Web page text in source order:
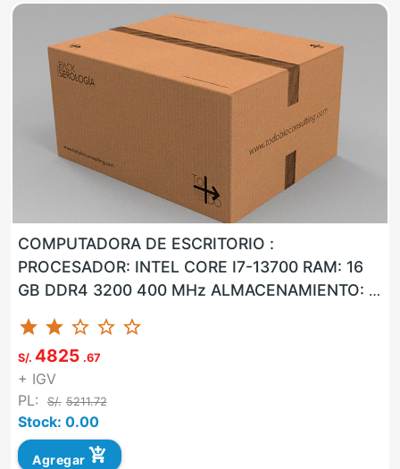
COMPUTADORA DE ESCRITORIO :
PROCESADOR: INTEL CORE I7-13700 RAM: 16
GB DDR4 3200 400 MHz ALMACENAMIENTO: 1
TB M.2 SSD NVMe LAN: SI WLAN: SI USB: SI
VG...
star star star_border star_border star_border
S/. 4825 .67
+ IGV
PL:
S/. 5211.72
Stock: 0.00
Agregar add_shopping_cart